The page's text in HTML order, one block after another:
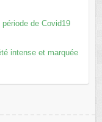
de Covid19
intense et marquée